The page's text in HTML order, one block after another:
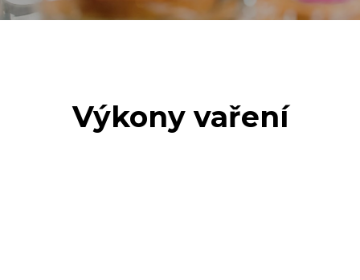
Výkony vaření